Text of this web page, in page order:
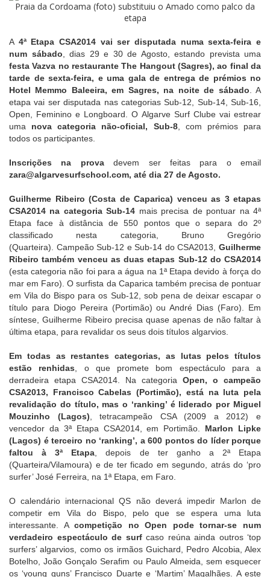
Praia da Cordoama (foto) substituiu o Amado como palco da
etapa
A 4ª Etapa CSA2014 vai ser disputada numa sexta-feira e
num sábado , dias 29 e 30 de Agosto, estando prevista uma
festa Vazva no restaurante The Hangout (Sagres), ao final da
tarde de sexta-feira, e uma gala de entrega de prémios no
Hotel Memmo Baleeira, em Sagres, na noite de sábado . A
etapa vai ser disputada nas categorias Sub-12, Sub-14, Sub-16,
Open, Feminino e Longboard. O Algarve Surf Clube vai estrear
uma nova categoria não-oficial, Sub-8, com prémios para
todos os participantes.
Inscrições na provadevem ser feitas para o email
zara@algarvesurfschool.com, até dia 27 de Agosto.
Guilherme Ribeiro (Costa de Caparica) venceu as 3 etapas
CSA2014 na categoria Sub-14 mais precisa de pontuar na 4ª
Etapa face à distância de 550 pontos que o separa do 2º
classificado nesta categoria, Bruno Gregório
(Quarteira). Campeão Sub-12 e Sub-14 do CSA2013,Guilherme
Ribeiro também venceu as duas etapas Sub-12 do CSA2014
(esta categoria não foi para a água na 1ª Etapa devido à força do
mar em Faro). O surfista da Caparica também precisa de pontuar
em Vila do Bispo para os Sub-12, sob pena de deixar escapar o
título para Diogo Pereira (Portimão) ou André Dias (Faro). Em
síntese, Guilherme Ribeiro precisa quase apenas de não faltar à
última etapa, para revalidar os seus dois títulos algarvios.
Em todas as restantes categorias, as lutas pelos títulos
estão renhidas , o que promete bom espectáculo para a
derradeira etapa CSA2014. Na categoria Open, o campeão
CSA2013, Francisco Cabelas (Portimão), está na luta pela
revalidação do título, mas o ‘ranking’ é liderado por Miguel
Mouzinho (Lagos) , tetracampeão CSA (2009 a 2012) e
vencedor da 3ª Etapa CSA2014, em Portimão. Marlon Lipke
(Lagos) é terceiro no ‘ranking’, a 600 pontos do líder porque
faltou à 3ª Etapa , depois de ter ganho a 2ª Etapa
(Quarteira/Vilamoura) e de ter ficado em segundo, atrás do ‘pro
surfer’ José Ferreira, na 1ª Etapa, em Faro.
O calendário internacional QS não deverá impedir Marlon de
competir em Vila do Bispo, pelo que se espera uma luta
interessante. Acompetição no Open pode tornar-se num
verdadeiro espectáculo de surf caso reúna ainda outros ‘top
surfers’ algarvios, como os irmãos Guichard, Pedro Alcobia, Alex
Botelho, João Gonçalo Serafim ou Paulo Almeida, sem esquecer
os ‘young guns’ Francisco Duarte e ‘Martim’ Magalhães. A este